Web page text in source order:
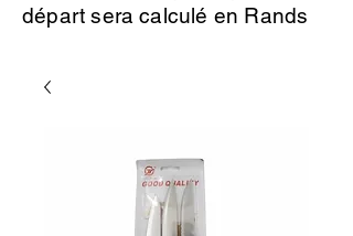
départ sera calculé en Rands